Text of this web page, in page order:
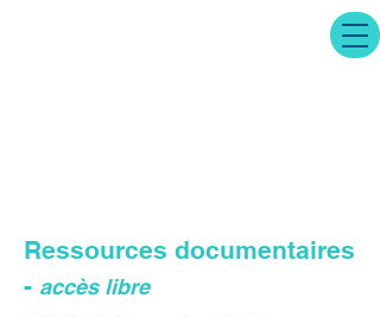
Ressources documentaires
- accès libre